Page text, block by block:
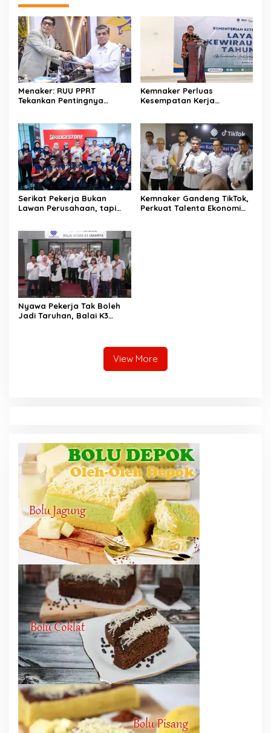
Menaker: RUU PPRT
Tekankan Pentingnya
Kemnaker Perluas
Kesempatan Kerja
Serikat Pekerja Bukan
Lawan Perusahaan, tapi
Kemnaker Gandeng TikTok,
Perkuat Talenta Ekonomi
Nyawa Pekerja Tak Boleh
Jadi Taruhan, Balai K3
View More